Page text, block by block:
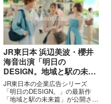
JR東日本 浜辺美波・櫻井
海音出演「明日の
DESIGN。地域と駅の未来
篇」CMを紹介！駅が暮ら
しの拠点へ進化
JR東日本の企業広告シリーズ
「明日のDESIGN。」の最新作
「地域と駅の未来篇」が公開され